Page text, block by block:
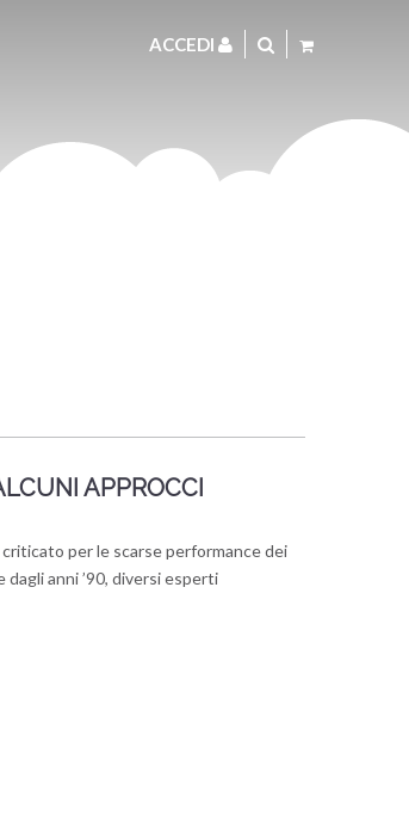
ACCEDI
APPROCCI
per le scarse performance dei
anni ’90, diversi esperti